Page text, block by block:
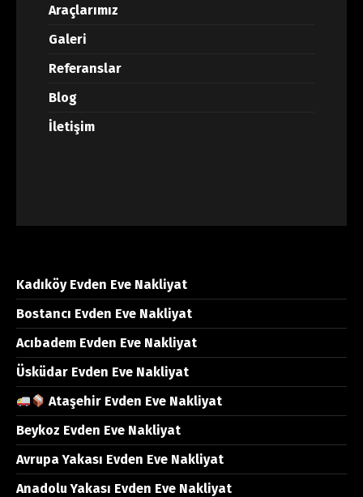
Araçlarımız
Galeri
Referanslar
Blog
İletişim
Kadıköy Evden Eve Nakliyat
Bostancı Evden Eve Nakliyat
Acıbadem Evden Eve Nakliyat
Üsküdar Evden Eve Nakliyat
Ataşehir Evden Eve Nakliyat
Beykoz Evden Eve Nakliyat
Avrupa Yakası Evden Eve Nakliyat
Anadolu Yakası Evden Eve Nakliyat